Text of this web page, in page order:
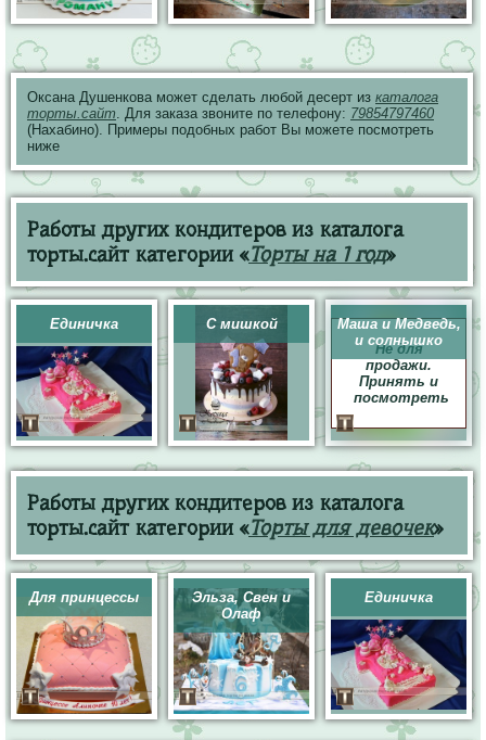
Оксана Душенкова может сделать любой десерт из каталога
торты.сайт. Для заказа звоните по телефону: 79854797460
(Нахабино). Примеры подобных работ Вы можете посмотреть
ниже
Работы других кондитеров из каталога
торты.сайт категории «Торты на 1 год»
Единичка С мишкой
Маша и Медведь,
и солнышко
Не для
продажи.
Принять и
посмотреть
Работы других кондитеров из каталога
торты.сайт категории «Торты для девочек»
Для принцессы
Эльза, Свен и
Олаф
Единичка